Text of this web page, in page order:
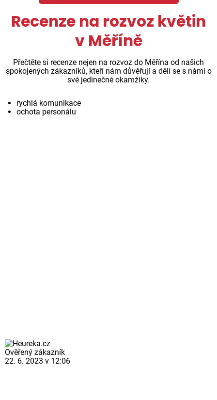
Recenze na rozvoz květin
v Měříně
Přečtěte si recenze nejen na rozvoz do Měřína od našich
spokojených zákazníků, kteří nám důvěřují a dělí se s námi o
své jedinečné okamžiky.
rychlá komunikace
ochota personálu
Ověřený zákazník
22. 6. 2023 v 12:06